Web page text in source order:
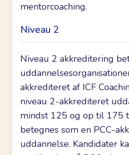
mentorcoaching.
Niveau 2
Niveau 2 akkreditering
akkrediteret af ICF
niveau 2-akkrediteret
mindst 125 og op til 175
betegnes som en PCC-
uddannelse. Kandidater